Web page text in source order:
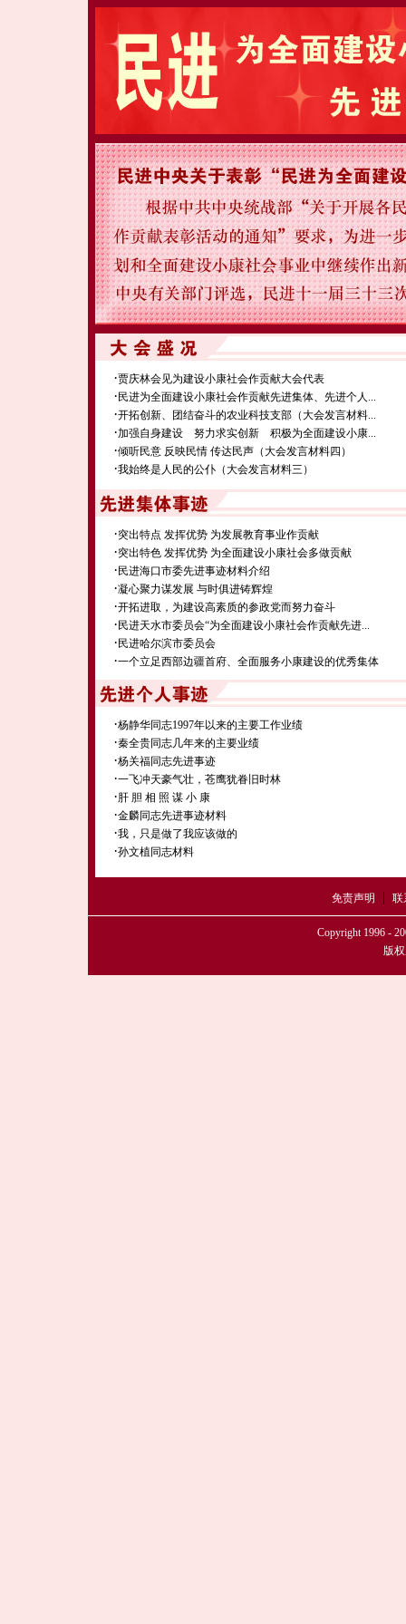
·贾庆林会见为建设小康社会作贡献大会代表
· 民进为全面建设小康社会作贡献先进集体、先进个人...
·开拓创新、团结奋斗的农业科技支部（大会发言材料...
·加强自身建设 努力求实创新 积极为全面建设小康...
·倾听民意 反映民情 传达民声（大会发言材料四）
·我始终是人民的公仆（大会发言材料三）
·突出特点 发挥优势 为发展教育事业作贡献
·突出特色 发挥优势 为全面建设小康社会多做贡献
· 民进海口市委先进事迹材料介绍
·凝心聚力谋发展 与时俱进铸辉煌
·开拓进取，为建设高素质的参政党而努力奋斗
· 民进天水市委员会“为全面建设小康社会作贡献先进...
· 民进哈尔滨市委员会
·一个立足西部边疆首府、全面服务小康建设的优秀集体
·杨静华同志1997年以来的主要工作业绩
·秦全贵同志几年来的主要业绩
·杨关福同志先进事迹
·一飞冲天豪气壮，苍鹰犹眷旧时林
·肝 胆 相 照 谋 小 康
·金麟同志先进事迹材料
·我，只是做了我应该做的
·孙文植同志材料
免责声明 | 联
Copyright 1996 -
版